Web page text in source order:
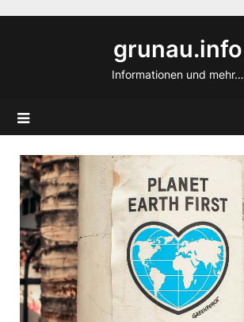
grunau.info
Informationen und mehr…